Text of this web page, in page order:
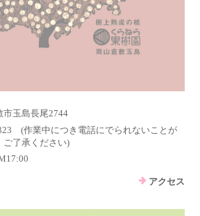
市玉島長尾2744
(作業中につき電話にでられないことが
ご了承ください)
アクセス